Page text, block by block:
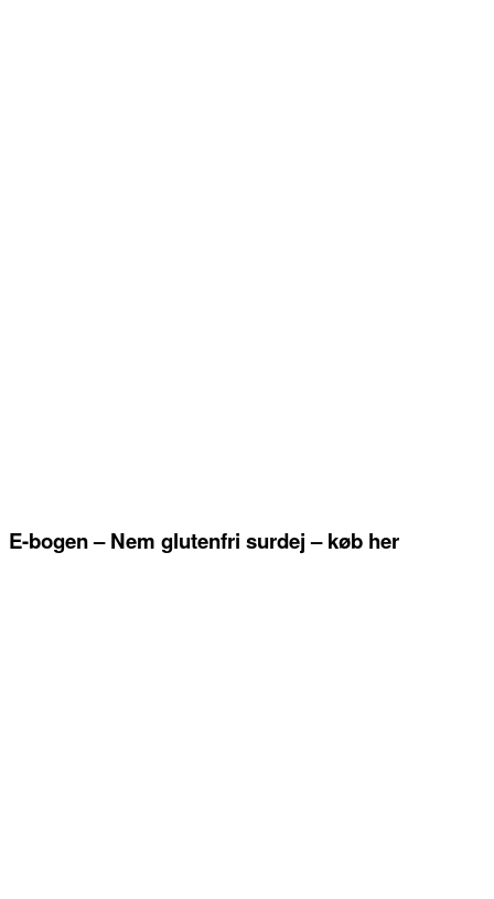
E-bogen – Nem glutenfri surdej – køb her